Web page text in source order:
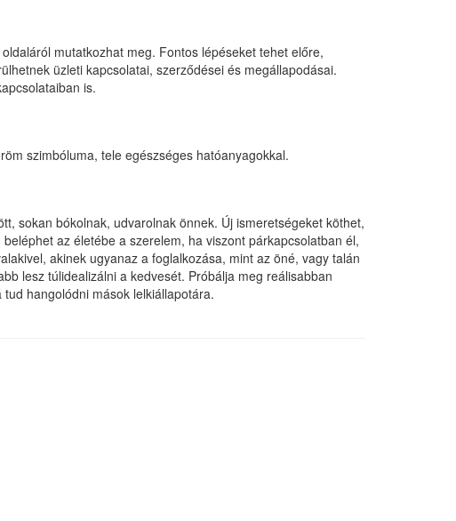
mutatkozhat meg. Fontos lépéseket tehet előre,
üzleti kapcsolatai, szerződései és megállapodásai.
is.
szimbóluma, tele egészséges hatóanyagokkal.
sokan bókolnak, udvarolnak önnek. Új ismeretségeket köthet,
az életébe a szerelem, ha viszont párkapcsolatban él,
akinek ugyanaz a foglalkozása, mint az öné, vagy talán
lesz túlidealizálni a kedvesét. Próbálja meg reálisabban
hangolódni mások lelkiállapotára.